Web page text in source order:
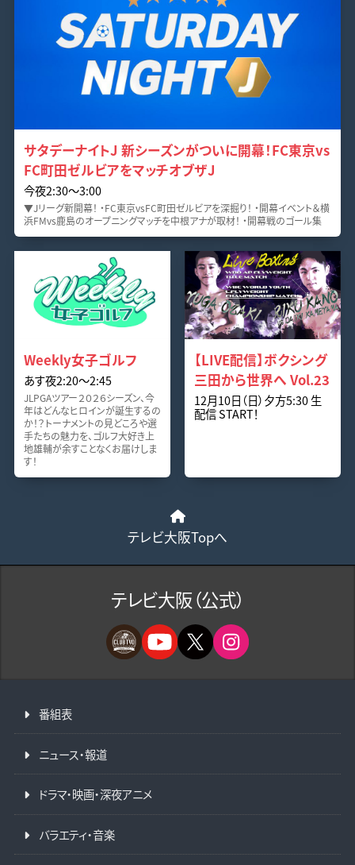
サタデーナイトJ 新シーズンがついに開幕！FC東京vs
FC町田ゼルビアをマッチオブザJ
今夜2:30～3:00
▼Jリーグ新開幕！ ・FC東京vsFC町田ゼルビアを深掘り！ ・開幕イベント＆横
浜FMvs鹿島のオープニングマッチを中根アナが取材！ ・開幕戦のゴール集
Weekly女子ゴルフ
あす夜2:20～2:45
JLPGAツアー２０２６シーズン、今
年はどんなヒロインが誕生するの
か！？トーナメントの見どころや選
手たちの魅力を、ゴルフ大好き上
地雄輔が余すことなくお届けしま
す！
【LIVE配信】ボクシング
三田から世界へ Vol.23
12月10日（日）夕方5:30 生
配信 START！
テレビ大阪Topへ
テレビ大阪（公式）
番組表
ニュース・報道
ドラマ・映画・深夜アニメ
バラエティ・音楽